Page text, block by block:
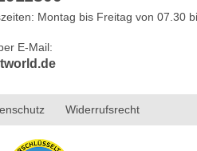
Montag bis Freitag von 07.30
E-Mail:
Widerrufsrecht